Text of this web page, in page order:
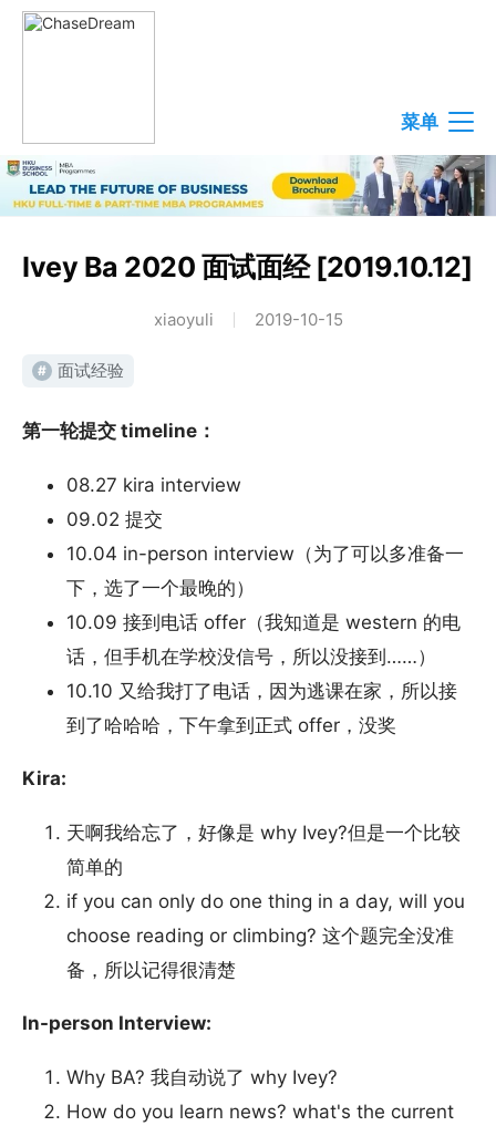
菜单
Ivey Ba 2020 面试面经 [2019.10.12]
xiaoyuli 2019-10-15
# 面试经验
第一轮提交 timeline：
08.27 kira interview
09.02 提交
10.04 in-person interview（为了可以多准备一
下，选了一个最晚的）
10.09 接到电话 offer（我知道是 western 的电
话，但手机在学校没信号，所以没接到……）
10.10 又给我打了电话，因为逃课在家，所以接
到了哈哈哈，下午拿到正式 offer，没奖
Kira:
天啊我给忘了，好像是 why Ivey?但是一个比较
简单的
if you can only do one thing in a day, will you
choose reading or climbing? 这个题完全没准
备，所以记得很清楚
In-person Interview:
Why BA? 我自动说了 why Ivey?
How do you learn news? what's the current